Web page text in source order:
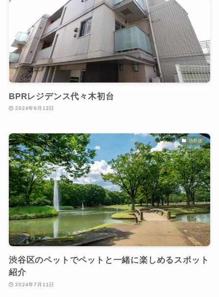
BPRレジデンス代々木初台
2024年9月12日
渋谷区
渋谷区のペットでペットと一緒に楽しめるスポット
紹介
2024年7月11日